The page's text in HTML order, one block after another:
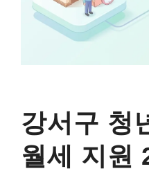
강서구 청
월세 지원